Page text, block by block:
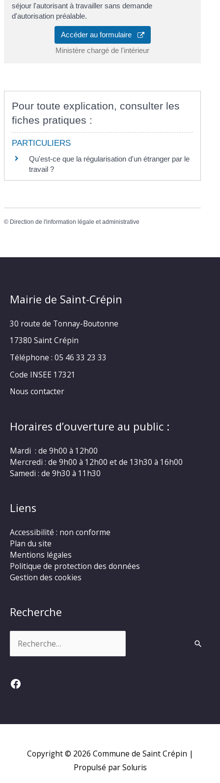
séjour l'autorisant à travailler sans demande
d'autorisation préalable.
Accéder au formulaire
Ministère chargé de l'intérieur
Pour toute explication, consulter les
fiches pratiques :
PARTICULIERS
Qu'est-ce que la régularisation d'un étranger par le
travail ?
© Direction de l'information légale et administrative
Mairie de Saint-Crépin
30 route de Tonnay-Boutonne
17380 Saint Crépin
Téléphone : 05 46 33 23 33
Code INSEE 17321
Nous contacter
Horaires d’ouverture au public :
Mardi : de 9h00 à 12h00
Mercredi : de 9h00 à 12h00 et de 13h30 à 16h00
Samedi : de 9h30 à 11h30
Liens
Accessibilité : non conforme
Plan du site
Mentions légales
Politique de protection des données
Gestion des cookies
Recherche
Facebook
Copyright © 2026 Commune de Saint Crépin |
Propulsé par Soluris